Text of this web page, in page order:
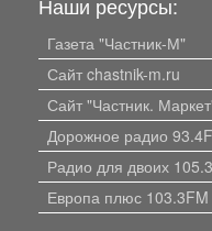
Газета "Частник-М"
Сайт chastnik-m.ru
Сайт "Частник.
Дорожное радио
Радио для двоих
Европа плюс 103.3FM